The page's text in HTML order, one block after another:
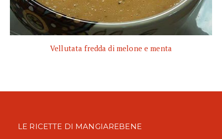
Vellutata fredda di melone e menta
LE RICETTE DI MANGIAREBENE